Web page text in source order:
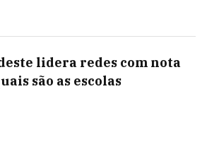
lidera redes com nota
são as escolas